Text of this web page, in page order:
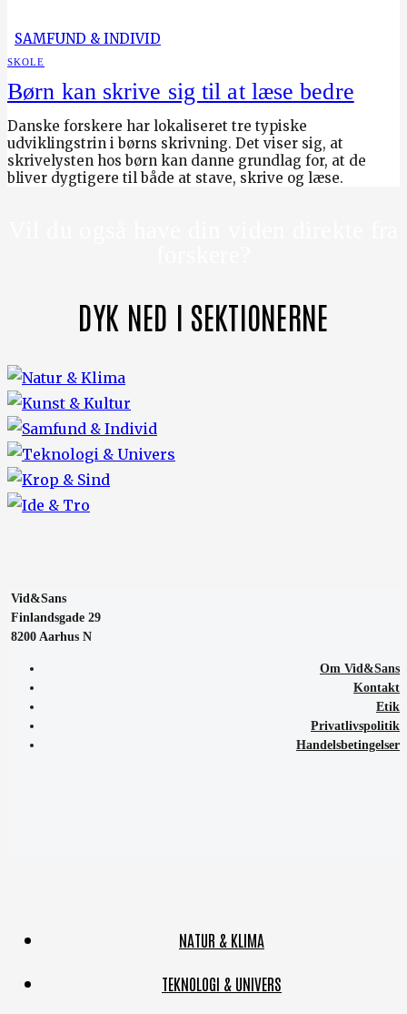
SAMFUND & INDIVID
SKOLE
Børn kan skrive sig til at læse bedre
Danske forskere har lokaliseret tre typiske
udviklingstrin i børns skrivning. Det viser sig, at
skrivelysten hos børn kan danne grundlag for, at de
bliver dygtigere til både at stave, skrive og læse.
DYK NED I SEKTIONERNE
Vid&Sans
Finlandsgade 29
8200 Aarhus N
Om Vid&Sans
Kontakt
Etik
Privatlivspolitik
Handelsbetingelser
NATUR & KLIMA
TEKNOLOGI & UNIVERS